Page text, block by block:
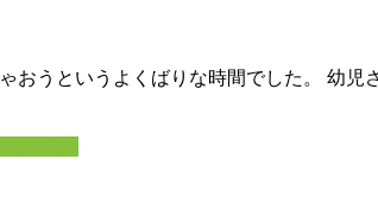
うというよくばりな時間でした。 幼